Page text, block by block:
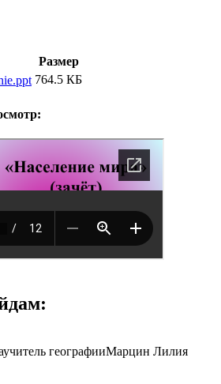
Размер
764.5 КБ
географииМарцин Лилия